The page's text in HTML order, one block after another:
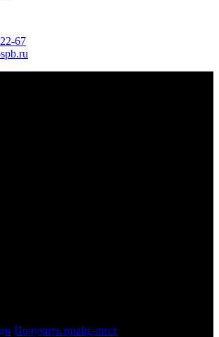
67
Получить прайс-лист